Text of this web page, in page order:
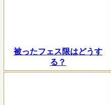
被ったフェス限はどうす
る？